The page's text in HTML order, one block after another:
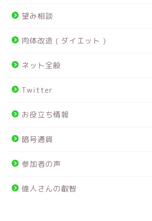
望み相談
肉体改造 ( ダイエット )
ネット全般
Twitter
お役立ち情報
暗号通貨
参加者の声
偉人さんの叡智